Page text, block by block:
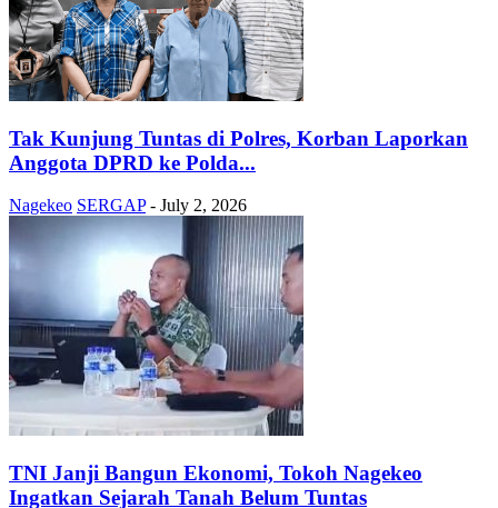
Tak Kunjung Tuntas di Polres, Korban Laporkan
Anggota DPRD ke Polda...
Nagekeo SERGAP - July 2, 2026
TNI Janji Bangun Ekonomi, Tokoh Nagekeo
Ingatkan Sejarah Tanah Belum Tuntas